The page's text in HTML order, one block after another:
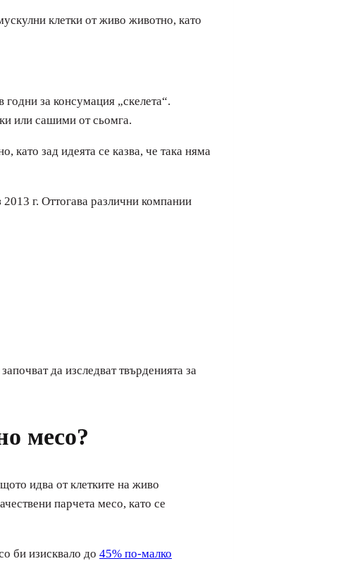
клетки от живо животно, като
за консумация „скелета“.
или сашими от сьомга.
като зад идеята се казва, че така няма
г. Оттогава различни компании
да изследват твърденията за
месо?
идва от клетките на живо
парчета месо, като се
би изисквало до 45% по-малко